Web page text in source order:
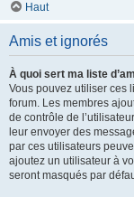
Haut
Amis et ignorés
À quoi sert ma liste
Vous pouvez utiliser ces
forum. Les membres
de contrôle de
leur envoyer des
par ces utilisateurs
ajoutez un utilisateur à
seront masqués par